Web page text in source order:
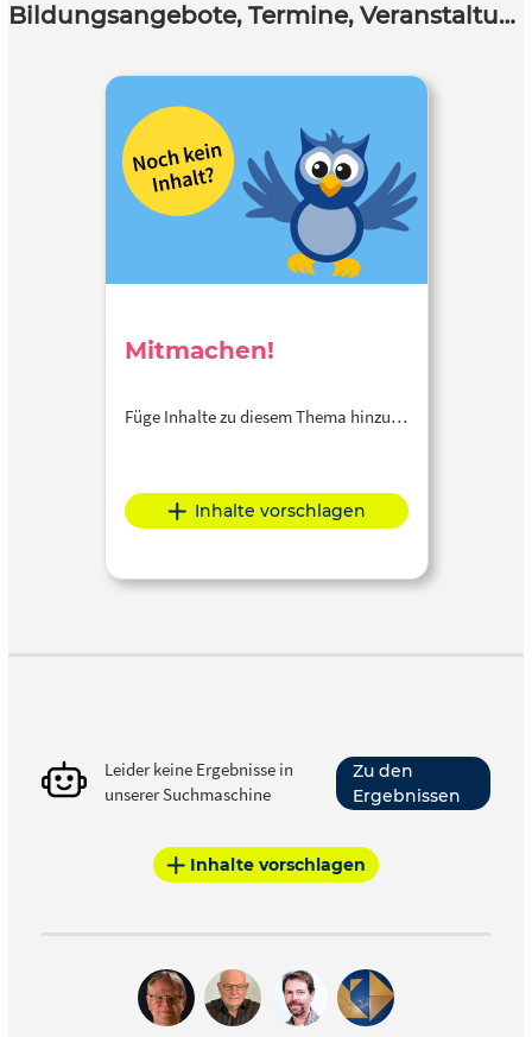
Bildungsangebote, Termine, Veranstaltungen
Mitmachen!
Füge Inhalte zu diesem Thema hinzu…
Inhalte vorschlagen
Leider keine Ergebnisse in
unserer Suchmaschine
Zu den
Ergebnissen
Inhalte vorschlagen